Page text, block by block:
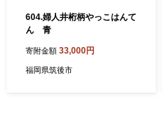
604.婦人井桁柄やっこはんて
ん 青
寄附金額 33,000円
福岡県筑後市